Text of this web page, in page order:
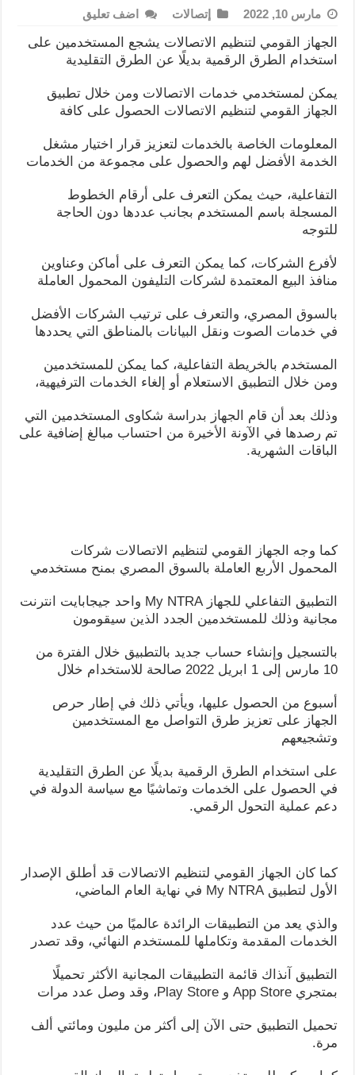
مارس 10, 2022 إتصالات اضف تعليق
الجهاز القومي لتنظيم الاتصالات يشجع المستخدمين على
استخدام الطرق الرقمية بديلًا عن الطرق التقليدية
يمكن لمستخدمي خدمات الاتصالات ومن خلال تطبيق
الجهاز القومي لتنظيم الاتصالات الحصول على كافة
المعلومات الخاصة بالخدمات لتعزيز قرار اختيار مشغل
الخدمة الأفضل لهم والحصول على مجموعة من الخدمات
التفاعلية، حيث يمكن التعرف على أرقام الخطوط
المسجلة باسم المستخدم بجانب عددها دون الحاجة
للتوجه
لأفرع الشركات، كما يمكن التعرف على أماكن وعناوين
منافذ البيع المعتمدة لشركات التليفون المحمول العاملة
بالسوق المصري، والتعرف على ترتيب الشركات الأفضل
في خدمات الصوت ونقل البيانات بالمناطق التي يحددها
المستخدم بالخريطة التفاعلية، كما يمكن للمستخدمين
ومن خلال التطبيق الاستعلام أو إلغاء الخدمات الترفيهية،
وذلك بعد أن قام الجهاز بدراسة شكاوى المستخدمين التي
تم رصدها في الآونة الأخيرة من احتساب مبالغ إضافية على
الباقات الشهرية.
كما وجه الجهاز القومي لتنظيم الاتصالات شركات
المحمول الأربع العاملة بالسوق المصري بمنح مستخدمي
التطبيق التفاعلي للجهاز My NTRA واحد جيجابايت انترنت
مجانية وذلك للمستخدمين الجدد الذين سيقومون
بالتسجيل وإنشاء حساب جديد بالتطبيق خلال الفترة من
10 مارس إلى 1 ابريل 2022 صالحة للاستخدام خلال
أسبوع من الحصول عليها، ويأتي ذلك في إطار حرص
الجهاز على تعزيز طرق التواصل مع المستخدمين
وتشجيعهم
على استخدام الطرق الرقمية بديلًا عن الطرق التقليدية
في الحصول على الخدمات وتماشيًا مع سياسة الدولة في
دعم عملية التحول الرقمي.
كما كان الجهاز القومي لتنظيم الاتصالات قد أطلق الإصدار
الأول لتطبيق My NTRA في نهاية العام الماضي،
والذي يعد من التطبيقات الرائدة عالميًا من حيث عدد
الخدمات المقدمة وتكاملها للمستخدم النهائي، وقد تصدر
التطبيق آنذاك قائمة التطبيقات المجانية الأكثر تحميلًا
بمتجري App Store و Play Store، وقد وصل عدد مرات
تحميل التطبيق حتى الآن إلى أكثر من مليون ومائتي ألف
مرة.